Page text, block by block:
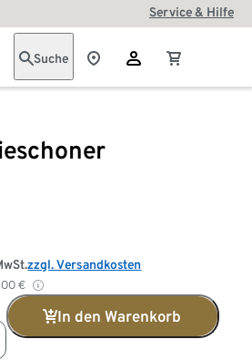
Service & Hilfe
Suche
€
zzgl. Versandkosten
In den Warenkorb